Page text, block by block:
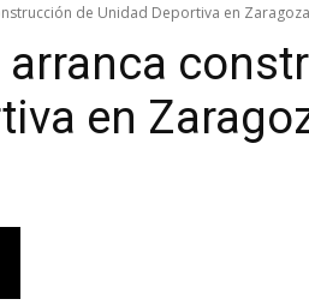
de Unidad Deportiva en Zaragoza
arranca
en